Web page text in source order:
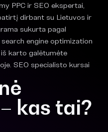
PPC ir SEO ekspertai,
dirbant su Lietuvos ir
sukurta pagal
engine optimization
karto galėtumėte
SEO specialisto kursai
– kas tai?